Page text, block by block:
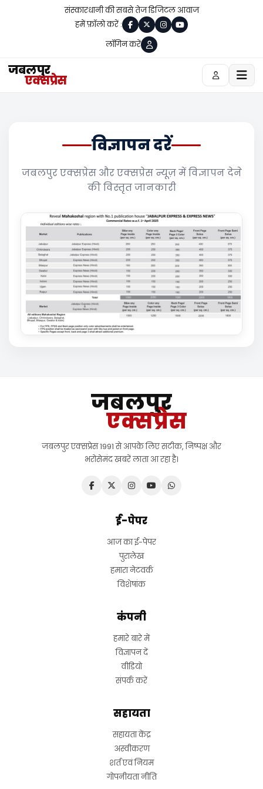
संस्कारधानी की सबसे तेज डिजिटल आवाज
हमें फ़ॉलो करें :
लॉगिन करें
जबलपुर
एक्सप्रेस
विज्ञापन दरें
जबलपुर एक्सप्रेस और एक्सप्रेस न्यूज़ में विज्ञापन देने
की विस्तृत जानकारी
जबलपुर
एक्सप्रेस
जबलपुर एक्सप्रेस 1991 से आपके लिए सटीक, निष्पक्ष और
भरोसेमंद खबरें लाता आ रहा है।
ई-पेपर
आज का ई-पेपर
पुरालेख
हमारा नेटवर्क
विशेषांक
कंपनी
हमारे बारे में
विज्ञापन दें
वीडियो
संपर्क करें
सहायता
सहायता केंद्र
अस्वीकरण
शर्त एवं नियम
गोपनीयता नीति